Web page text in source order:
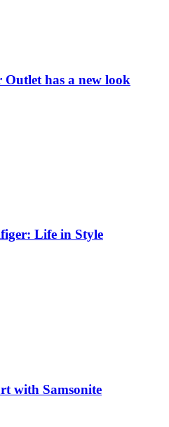
Outlet has a new look
Life in Style
with Samsonite